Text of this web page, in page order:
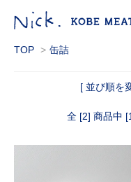
TOP > 缶詰
[ 並び順を
全 [2] 商品中